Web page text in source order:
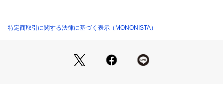
【製品寸法】
商品番号：2240200001434 （モール）
特定商取引に関する法律に基づく表示（MONONISTA）